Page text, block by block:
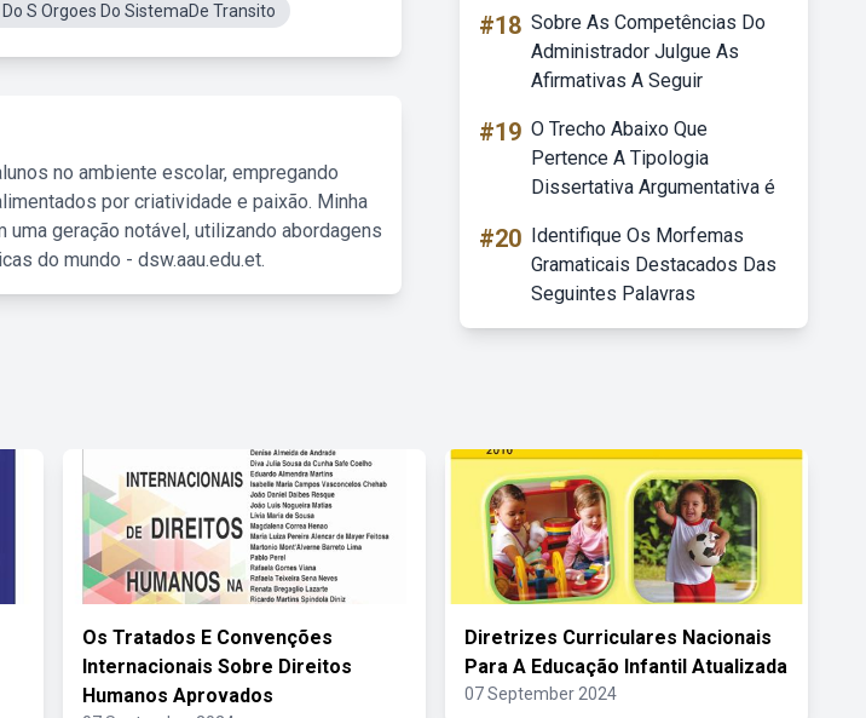
S Orgoes Do SistemaDe Transito
no ambiente escolar, empregando
por criatividade e paixão. Minha
geração notável, utilizando abordagens
do mundo - dsw.aau.edu.et.
#18 Sobre As Competências Do
Administrador Julgue As
Afirmativas A Seguir
#19 O Trecho Abaixo Que
Pertence A Tipologia
Dissertativa Argumentativa é
#20 Identifique Os Morfemas
Gramaticais Destacados Das
Seguintes Palavras
Os Tratados E Convenções
Internacionais Sobre Direitos
Humanos Aprovados
Diretrizes Curriculares Nacionais
Para A Educação Infantil Atualizada
07 September 2024